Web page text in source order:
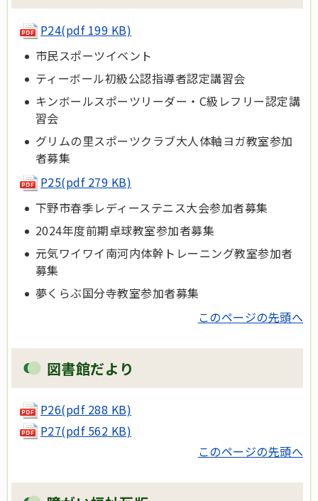
P24(pdf 199 KB)
市民スポーツイベント
ティーボール初級公認指導者認定講習会
キンボールスポーツリーダー・C級レフリー認定講
習会
グリムの里スポーツクラブ大人体軸ヨガ教室参加
者募集
P25(pdf 279 KB)
下野市春季レディーステニス大会参加者募集
2024年度前期卓球教室参加者募集
元気ワイワイ南河内体幹トレーニング教室参加者
募集
夢くらぶ国分寺教室参加者募集
このページの先頭へ
図書館だより
P26(pdf 288 KB)
P27(pdf 562 KB)
このページの先頭へ